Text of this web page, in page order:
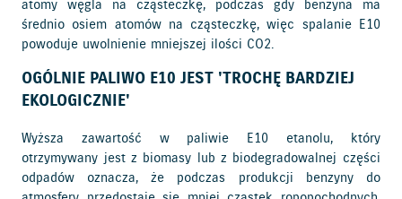
atomy węgla na cząsteczkę, podczas gdy benzyna ma
średnio osiem atomów na cząsteczkę, więc spalanie E10
powoduje uwolnienie mniejszej ilości CO2.
OGÓLNIE PALIWO E10 JEST 'TROCHĘ BARDZIEJ
EKOLOGICZNIE'
Wyższa zawartość w paliwie E10 etanolu, który
otrzymywany jest z biomasy lub z biodegradowalnej części
odpadów oznacza, że podczas produkcji benzyny do